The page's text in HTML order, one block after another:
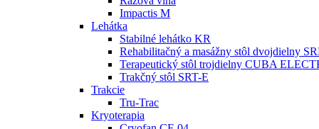
Impactis M
Lehátka
Stabilné lehátko KR
Rehabilitačný a masážny stôl dvojdielny
Terapeutický stôl trojdielny CUBA
Trakčný stôl SRT-E
Trakcie
Tru-Trac
Kryoterapia